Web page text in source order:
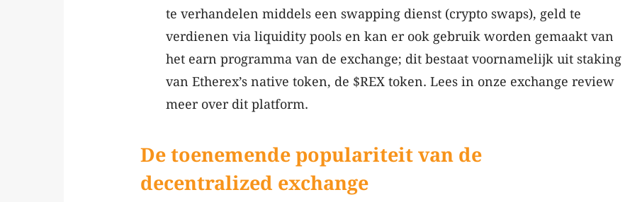
te verhandelen middels een swapping dienst (crypto swaps), geld te
verdienen via liquidity pools en kan er ook gebruik worden gemaakt van
het earn programma van de exchange; dit bestaat voornamelijk uit staking
van Etherex’s native token, de $REX token. Lees in onze exchange review
meer over dit platform.
De toenemende populariteit van de
decentralized exchange